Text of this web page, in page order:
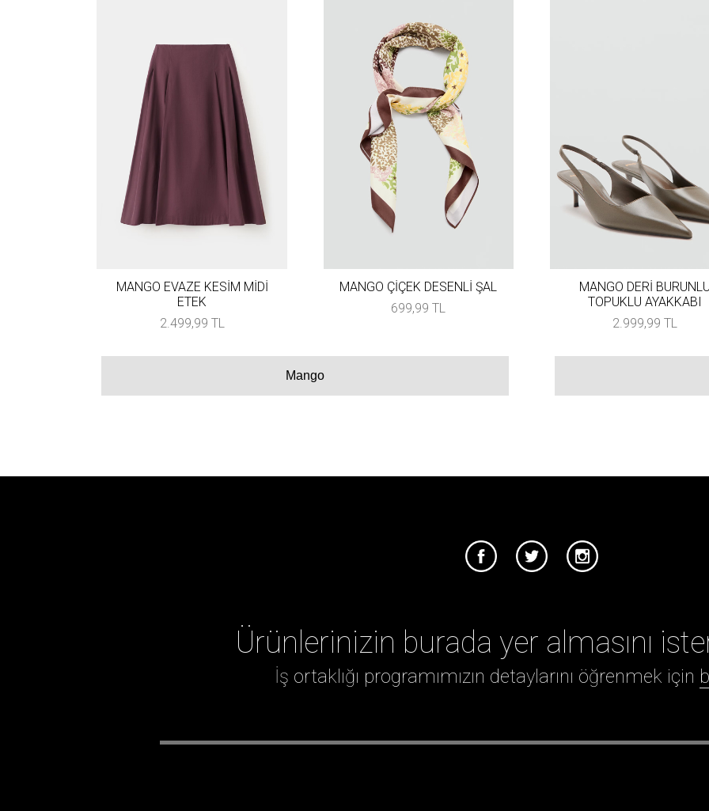
MANGO EVAZE KESİM MİDİ
ETEK
2.499,99 TL
MANGO ÇİÇEK DESENLİ ŞAL
699,99 TL
MANGO DERİ
TOPUKLU AYAKKABI
2.999,99 TL
Mango
Ürünlerinizin burada yer almasını
İş ortaklığı programımızın detaylarını öğrenmek için